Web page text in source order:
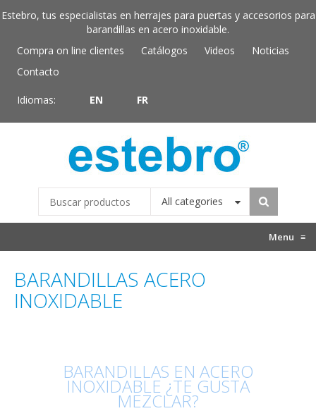
Estebro, tus especialistas en herrajes para puertas y accesorios para
barandillas en acero inoxidable.
Compra on line clientes
Catálogos Videos
Noticias
Contacto
Idiomas: EN FR
All categories
Menu ≡
BARANDILLAS ACERO
INOXIDABLE
BARANDILLAS EN ACERO
INOXIDABLE ¿TE GUSTA
MEZCLAR?